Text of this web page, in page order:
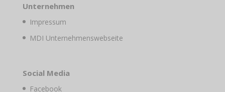
Unternehmen
Impressum
MDI Unternehmenswebseite
Social Media
Facebook